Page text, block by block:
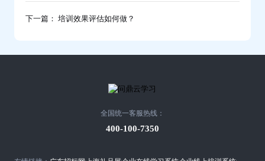
下一篇： 培训效果评估如何做？
全国统一客服热线：
400-100-7350